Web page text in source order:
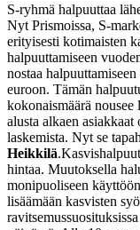
S-ryhmä halpuuttaa
Nyt Prismoissa, S-
erityisesti kotimaisten
halpuuttamiseen
nostaa
euroon. Tämän
kokonaismäärä nousee
alusta alkaen
laskemista. Nyt se
Heikkilä.
hintaa. Muutoksella
monipuoliseen
lisäämään kasvisten